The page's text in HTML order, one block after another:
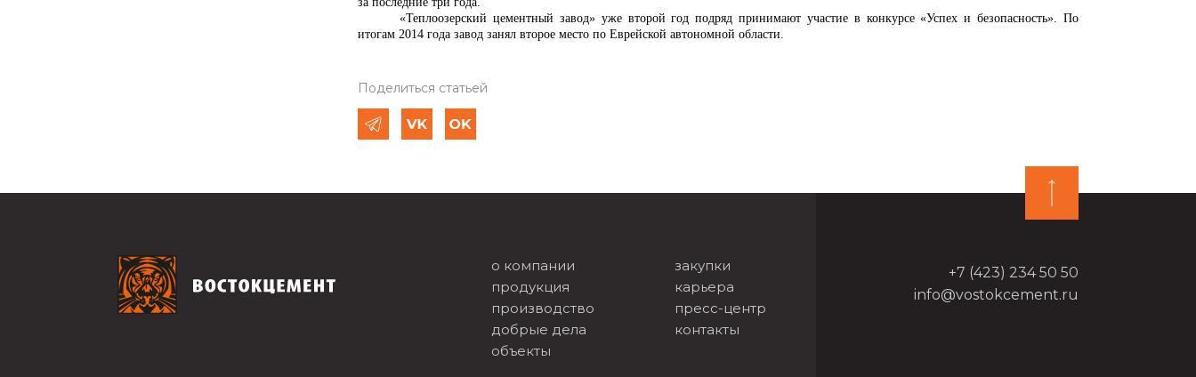
«Теплоозерский цементный завод» уже второй год подряд принимают участие в конкурсе «Успех и безопасность». По
итогам 2014 года завод занял второе место по Еврейской автономной области.
Поделиться статьей
о компании
продукция
производство
добрые дела
объекты
закупки
карьера
пресс-центр
контакты
+7 (423) 234 50 50
info@vostokcement.ru